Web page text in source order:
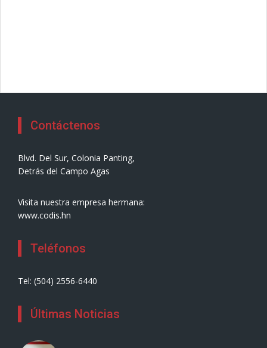
Contáctenos
Blvd. Del Sur, Colonia Panting,
Detrás del Campo Agas
Visita nuestra empresa hermana:
www.codis.hn
Teléfonos
Tel: (504) 2556-6440
Últimas Noticias